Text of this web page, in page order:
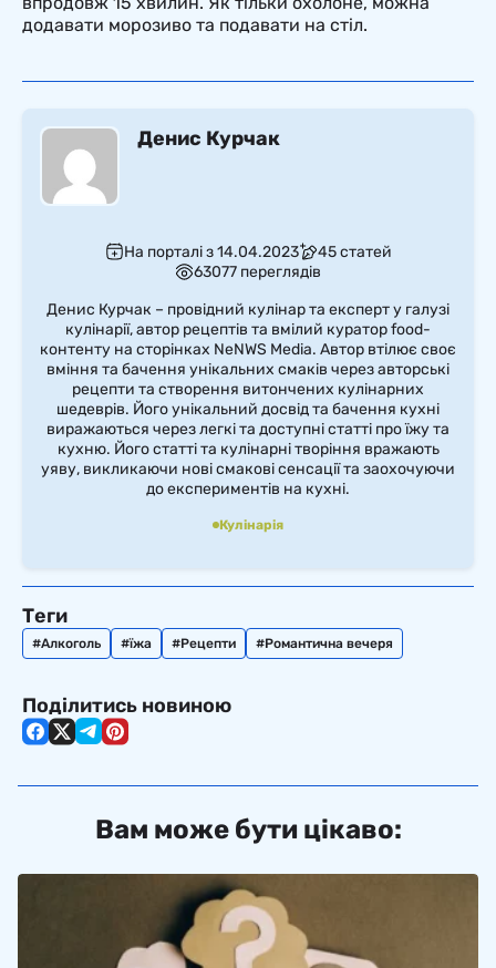
додавати морозиво та подавати на стіл.
Денис Курчак
На порталі з 14.04.2023
45 статей
63077 переглядів
Денис Курчак – провідний кулінар та експерт у галузі
кулінарії, автор рецептів та вмілий куратор food-
контенту на сторінках NeNWS Media. Автор втілює своє
вміння та бачення унікальних смаків через авторські
рецепти та створення витончених кулінарних
шедеврів. Його унікальний досвід та бачення кухні
виражаються через легкі та доступні статті про їжу та
кухню. Його статті та кулінарні творіння вражають
уяву, викликаючи нові смакові сенсації та заохочуючи
до експериментів на кухні.
Кулінарія
Теги
Алкоголь їжа Рецепти Романтична вечеря
Поділитись новиною
Вам може бути цікаво: